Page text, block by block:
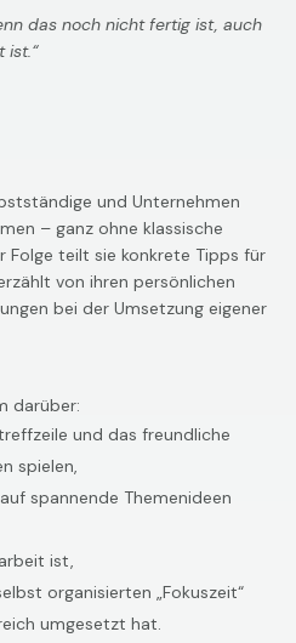
das noch nicht fertig ist, auch
ist.“
und Unternehmen
– ganz ohne klassische
Folge teilt sie konkrete Tipps für
von ihren persönlichen
bei der Umsetzung eigener
darüber:
und das freundliche
spielen,
spannende Themenideen
ist,
organisierten „Fokuszeit“
umgesetzt hat.